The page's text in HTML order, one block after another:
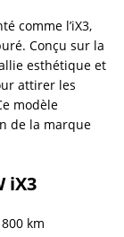
comme l’iX3,
Conçu sur la
esthétique et
attirer les
modèle
de la marque
iX3
km